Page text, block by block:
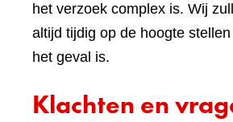
het verzoek complex is. Wij
altijd tijdig op de hoogte
het geval is.
Klachten en